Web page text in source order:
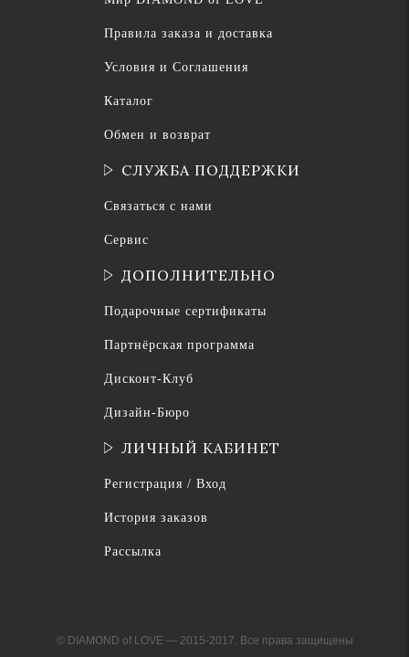
Правила заказа и доставка
Условия и Соглашения
Каталог
Обмен и возврат
СЛУЖБА ПОДДЕРЖКИ
Связаться с нами
Сервис
ДОПОЛНИТЕЛЬНО
Подарочные сертификаты
Партнёрская программа
Дисконт-Клуб
Дизайн-Бюро
ЛИЧНЫЙ КАБИНЕТ
Регистрация / Вход
История заказов
Рассылка
© DIAMOND of LOVE — 2015-2017. Все права защищены